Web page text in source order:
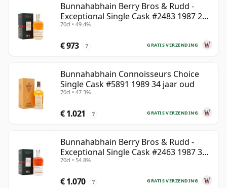
Bunnahabhain Berry Bros & Rudd -
Exceptional Single Cask #2483 1987 28
jaar oud
70cl • 49.4%
GRATIS VERZENDING
€ 973 ?
Bunnahabhain Connoisseurs Choice
Single Cask #5891 1989 34 jaar oud
70cl • 47.3%
GRATIS VERZENDING
€ 1.021 ?
Bunnahabhain Berry Bros & Rudd -
Exceptional Single Cask #2463 1987 31
jaar oud
70cl • 54.8%
GRATIS VERZENDING
€ 1.070 ?